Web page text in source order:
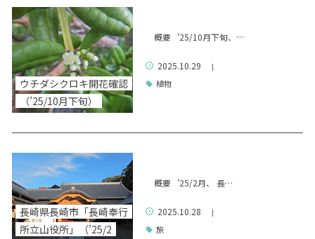
ウチダシクロキ開花確認
（’25/10月下旬）
概要 ’25/10月下旬、…
2025.10.29 |
植物
長崎県長崎市「長崎奉行
所立山役所」（’25/2
概要 ’25/2月、 長…
2025.10.28 |
旅